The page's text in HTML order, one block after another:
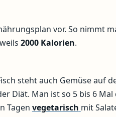
vor. So nimmt
2000 Kalorien.
steht auch Gemüse auf
Diät. Man ist so 5 bis 6 Mal
Tagen vegetarisch mit